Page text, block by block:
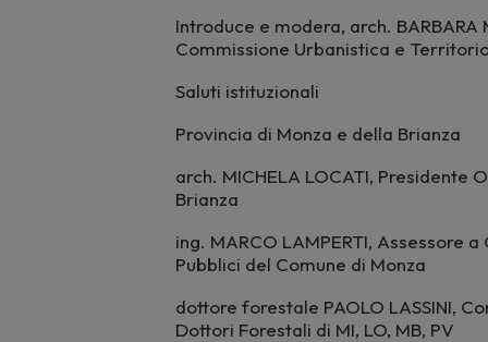
Introduce e modera, arch.
Commissione Urbanistica e
Saluti istituzionali
Provincia di Monza e della Brianza
arch. MICHELA LOCATI, Presidente
Brianza
ing. MARCO LAMPERTI, Assessore
Pubblici del Comune di Monza
dottore forestale PAOLO LASSINI,
Dottori Forestali di MI, LO, MB, PV